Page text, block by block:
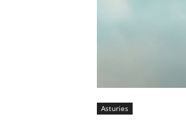
Asturies